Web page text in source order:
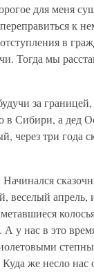
для меня
к
в
Тогда мы
за
в Сибири, а дед
через три года
веселый апрель,
А у нас в это
же несло нас